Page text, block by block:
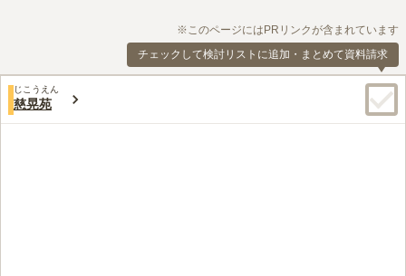
※このページにはPRリンクが含まれています
チェックして検討リストに追加・まとめて資料請求
じこうえん
慈晃苑